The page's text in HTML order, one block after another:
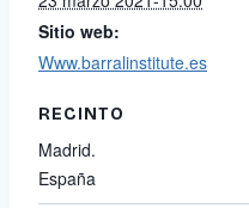
Sitio web:
Www.barralinstitute.es
RECINTO
Madrid.
España